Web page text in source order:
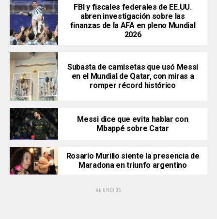
FBI y fiscales federales de EE.UU.
abren investigación sobre las
finanzas de la AFA en pleno Mundial
2026
Subasta de camisetas que usó Messi
en el Mundial de Qatar, con miras a
romper récord histórico
Messi dice que evita hablar con
Mbappé sobre Catar
Rosario Murillo siente la presencia de
Maradona en triunfo argentino
ANUNCIOS